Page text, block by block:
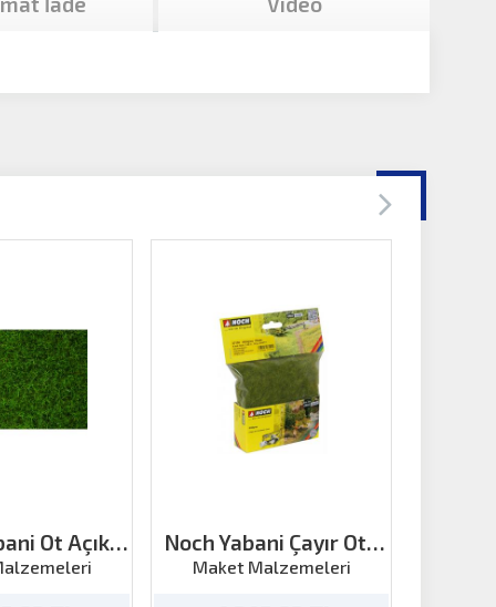
Ot Açık
50gr
Noch Yabani Çayır Otu
6mm 50gr
Maket Malzemeleri